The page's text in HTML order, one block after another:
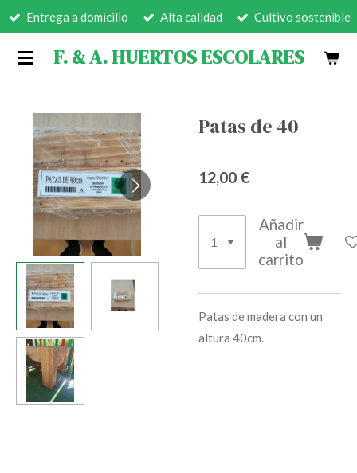
Ir
contenidoF. & A. HUERTOS ESCOLARES
Entrega a domicilio Alta calidad Cultivo sostenible
Patas de 40
12,00 €
Añadir
al
carrito
Patas de madera con un
altura 40cm.